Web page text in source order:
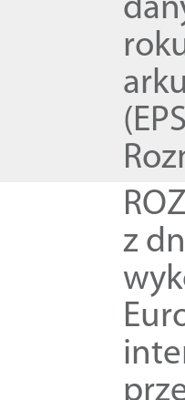
z